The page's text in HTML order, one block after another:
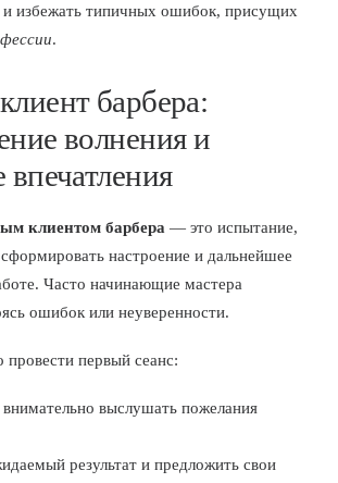
и избежать типичных ошибок, присущих
.
барбера:
волнения и
впечатления
клиентом барбера — это испытание,
настроение и дальнейшее
Часто начинающие мастера
ошибок или неуверенности.
первый сеанс:
выслушать пожелания
результат и предложить свои